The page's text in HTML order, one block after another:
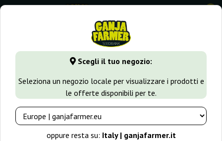
Scegli il tuo negozio:
Seleziona un negozio locale per visualizzare i prodotti e
le offerte disponibili per te.
oppure resta su: Italy | ganjafarmer.it
0
GanjaFarmer.it Tipi di Semi Semi Indica Crazy Miss Hyde